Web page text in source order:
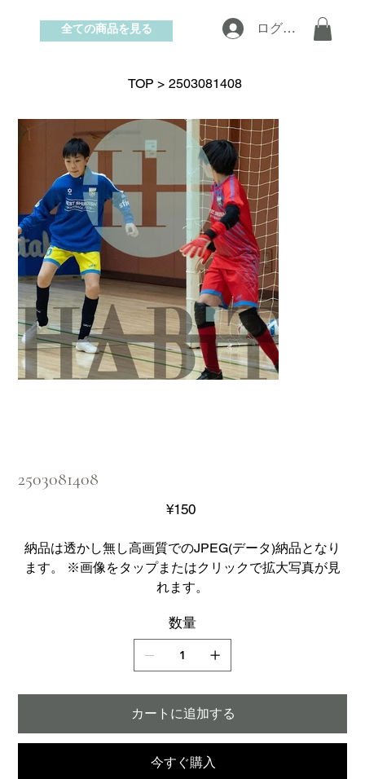
お問い合わせ
ログイン
全ての商品を見る
TOP > 2503081408
2503081408
価
格
¥150
納品は透かし無し高画質でのJPEG(データ)納品となり
ます。 ※画像をタップまたはクリックで拡大写真が見
れます。
数量
カートに追加する
今すぐ購入